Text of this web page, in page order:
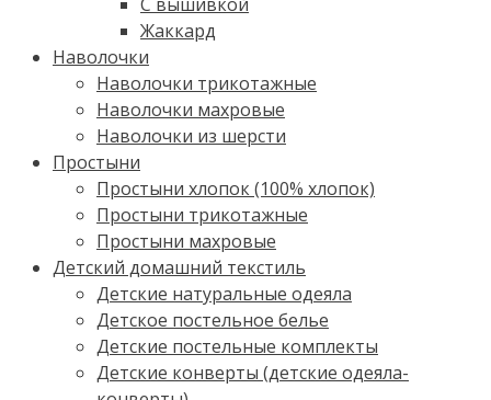
Жаккард
Наволочки
Наволочки трикотажные
Наволочки махровые
Наволочки из шерсти
Простыни
Простыни хлопок (100% хлопок)
Простыни трикотажные
Простыни махровые
Детский домашний текстиль
Детские натуральные одеяла
Детское постельное белье
Детские постельные комплекты
Детские конверты (детские одеяла-